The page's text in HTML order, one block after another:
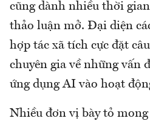
cũng dành nhiều thời
thảo luận mở. Đại diện
hợp tác xã tích cực đặt
chuyên gia về những vấn
ứng dụng AI vào hoạt
Nhiều đơn vị bày tỏ